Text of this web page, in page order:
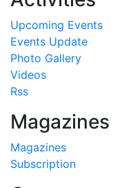
Upcoming Events
Events Update
Photo Gallery
Videos
Rss
Magazines
Magazines
Subscription